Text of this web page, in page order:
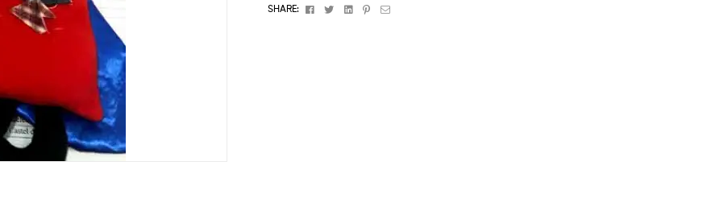
SHARE:
FacebookTwitterLinkedinPinterest
Email